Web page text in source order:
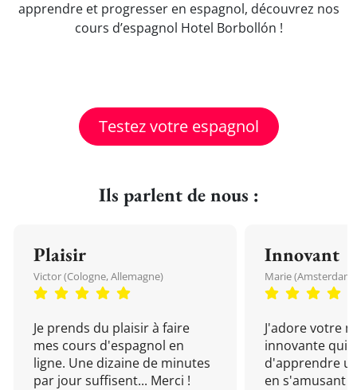
apprendre et progresser en espagnol, découvrez nos
cours d’espagnol Hotel Borbollón !
Testez votre espagnol
Ils parlent de nous :
Plaisir
Victor (Cologne, Allemagne)
Je prends du plaisir à faire
mes cours d'espagnol en
ligne. Une dizaine de minutes
par jour suffisent... Merci !
Innovant
Marie (Amsterdam,
J'adore votre
innovante qui
d'apprendre
en s'amusant !